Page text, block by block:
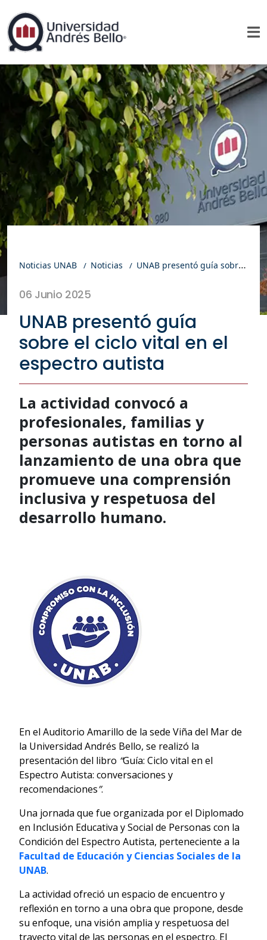
Noticias UNAB Noticias UNAB presentó guía sobre el ciclo vital en el espectro autista
06 Junio 2025
UNAB presentó guía
sobre el ciclo vital en el
espectro autista
La actividad convocó a
profesionales, familias y
personas autistas en torno al
lanzamiento de una obra que
promueve una comprensión
inclusiva y respetuosa del
desarrollo humano.
En el Auditorio Amarillo de la sede Viña del Mar de
la Universidad Andrés Bello, se realizó la
presentación del libro “Guía: Ciclo vital en el
Espectro Autista: conversaciones y
recomendaciones”.
Una jornada que fue organizada por el Diplomado
en Inclusión Educativa y Social de Personas con la
Condición del Espectro Autista, perteneciente a la
Facultad de Educación y Ciencias Sociales de la
UNAB.
La actividad ofreció un espacio de encuentro y
reflexión en torno a una obra que propone, desde
su enfoque, una visión amplia y respetuosa del
trayecto vital de las personas en el espectro. El